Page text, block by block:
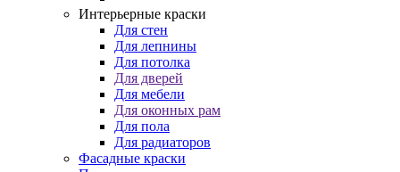
Интерьерные краски
Для стен
Для лепнины
Для потолка
Для дверей
Для мебели
Для оконных рам
Для пола
Для радиаторов
Фасадные краски